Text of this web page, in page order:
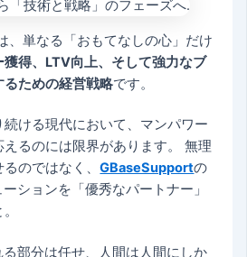
、単なる「おもてなしの心」だけ
獲得、LTV向上、そして強力なブ
ための経営戦略です。
ける現代において、マンパワー
るのには限界があります。 無理
るのではなく、GBaseSupportの
ションを「優秀なパートナー」
部分は任せ、人間は人間にしか